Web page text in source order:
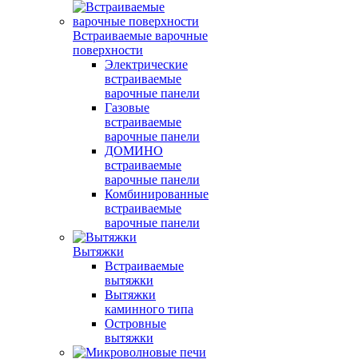
Встраиваемые варочные
поверхности
Электрические
встраиваемые
варочные панели
Газовые
встраиваемые
варочные панели
ДОМИНО
встраиваемые
варочные панели
Комбинированные
встраиваемые
варочные панели
Вытяжки
Встраиваемые
вытяжки
Вытяжки
каминного типа
Островные
вытяжки